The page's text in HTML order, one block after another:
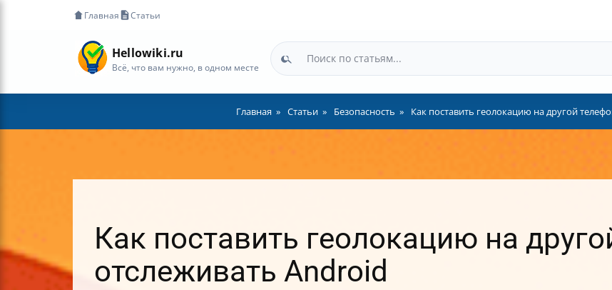
Главная Статьи
Hellowiki.ru
Всё, что вам нужно, в одном месте
Главная Статьи Безопасность Как поставить геолокацию на другой
Как поставить геолокацию на
отслеживать Android